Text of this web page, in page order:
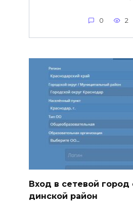
0 2
Вход в сетевой город
динской район